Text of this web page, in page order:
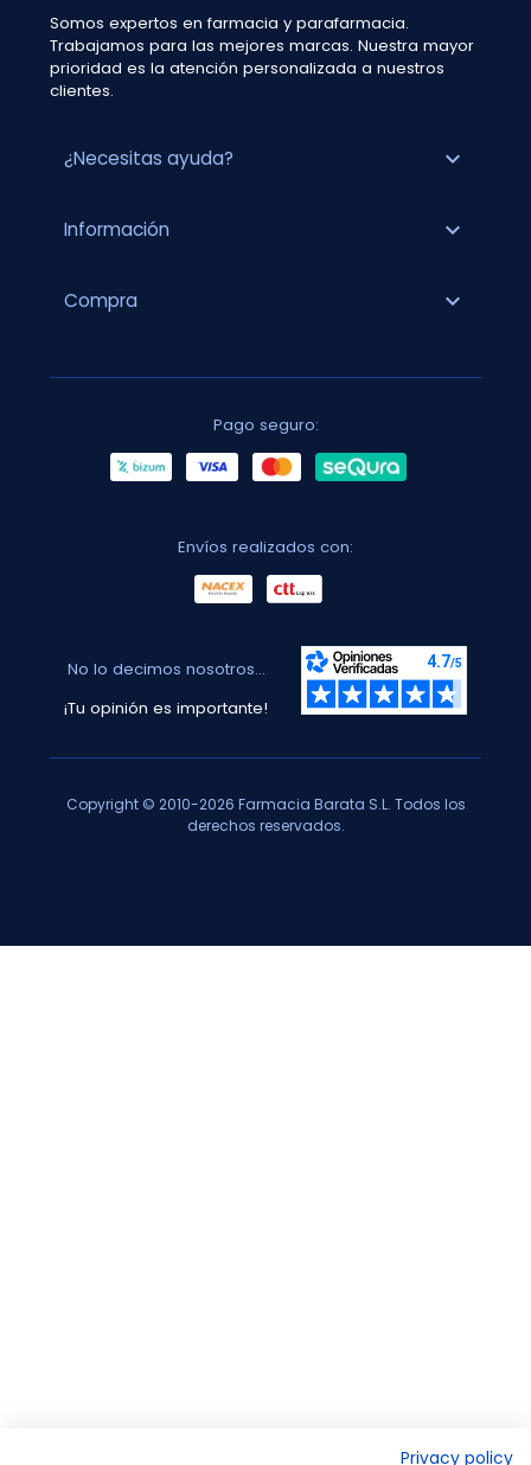
Somos expertos en farmacia y parafarmacia.
Trabajamos para las mejores marcas. Nuestra mayor
prioridad es la atención personalizada a nuestros
clientes.
¿Necesitas ayuda? expand_more
Información expand_more
Compra expand_more
Pago seguro:
Envíos realizados con:
No lo decimos nosotros...
¡Tu opinión es importante!
Copyright © 2010-2026 Farmacia Barata S.L. Todos los
derechos reservados.
Privacy policy